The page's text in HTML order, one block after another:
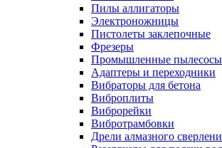
Пилы аллигаторы
Электроножницы
Пистолеты заклепочные
Фрезеры
Промышленные пылесосы
Адаптеры и переходники
Вибраторы для бетона
Виброплиты
Виброрейки
Вибротрамбовки
Дрели алмазного